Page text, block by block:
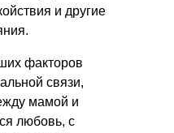
и другие
факторов
связи,
мамой и
любовь, с